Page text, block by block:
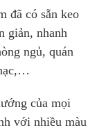
đã có sẵn keo
giản, nhanh
ngủ, quán
của mọi
với nhiều màu